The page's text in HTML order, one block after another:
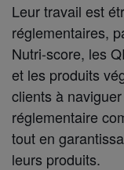
Leur travail est
réglementaires,
Nutri-score, les
et les produits
clients à
réglementaire
tout en
leurs produits.